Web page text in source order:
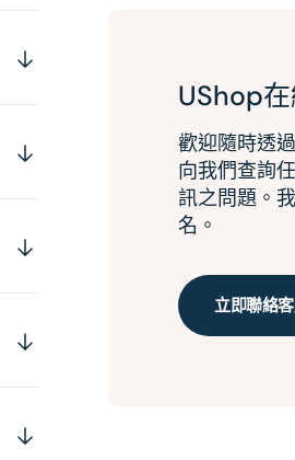
UShop
歡迎隨時透
向我們查詢
訊之問題。
名。
立即聯絡